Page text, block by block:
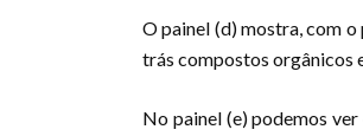
O painel (d) mostra, com
trás compostos orgânicos
No painel (e) podemos